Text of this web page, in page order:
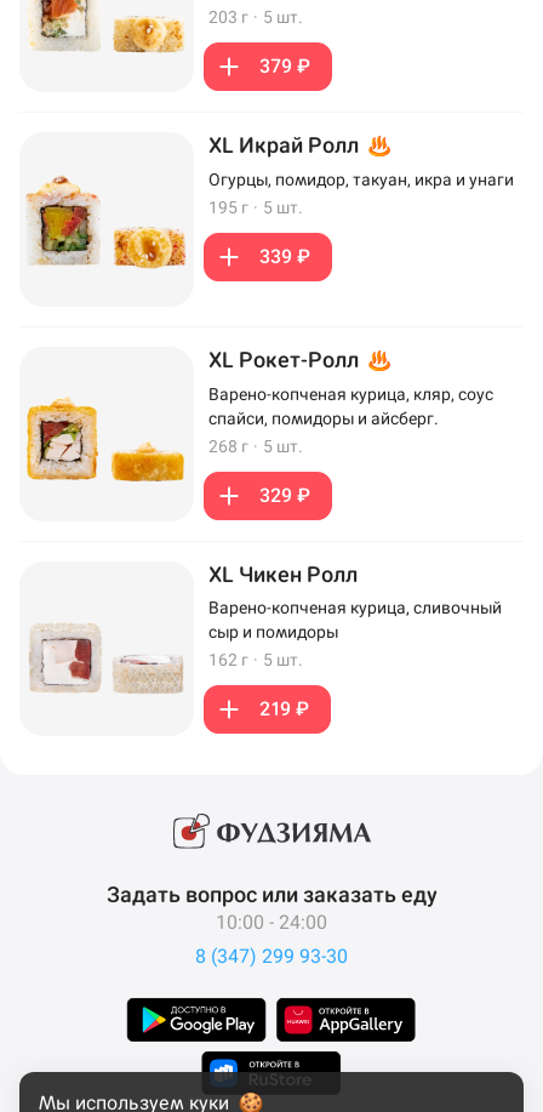
203 г · 5 шт.
379 ₽
XL Икрай Ролл
Огурцы, помидор, такуан, икра и унаги
195 г · 5 шт.
339 ₽
XL Рокет-Ролл
Варено-копченая курица, кляр, соус
спайси, помидоры и айсберг.
268 г · 5 шт.
329 ₽
XL Чикен Ролл
Варено-копченая курица, сливочный
сыр и помидоры
162 г · 5 шт.
219 ₽
Задать вопрос или заказать еду
10:00 - 24:00
8 (347) 299 93-30
Мы используем куки